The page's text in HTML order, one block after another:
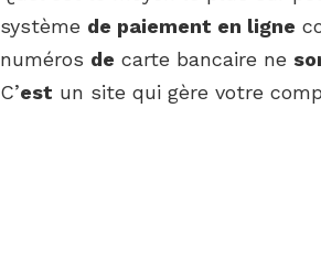
système de paiement en ligne
numéros de carte bancaire ne
C’est un site qui gère votre